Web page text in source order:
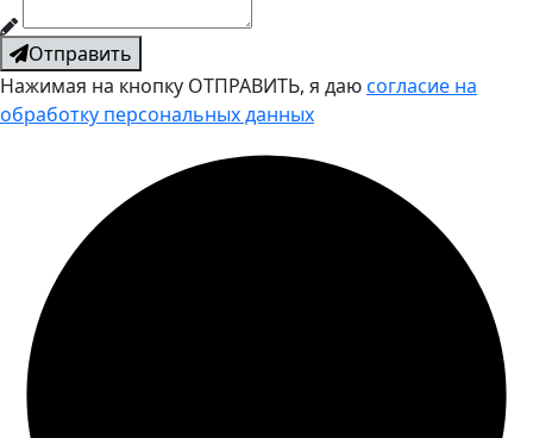
Отправить
Нажимая на кнопку ОТПРАВИТЬ, я даюсогласие на
обработку персональных данных